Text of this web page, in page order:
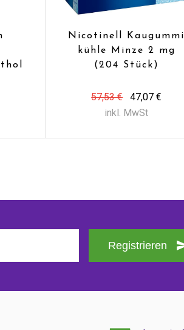
Nicotinell Kaugummi
kühle Minze 2 mg
(204 Stück)
57,53 €
47,07 €
inkl. MwSt
Registrieren